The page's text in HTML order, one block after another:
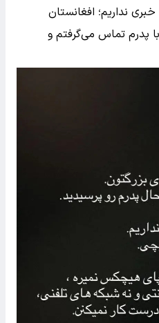
نداریم؛ افغانستان
پدرم تماس می‌گرفتم و